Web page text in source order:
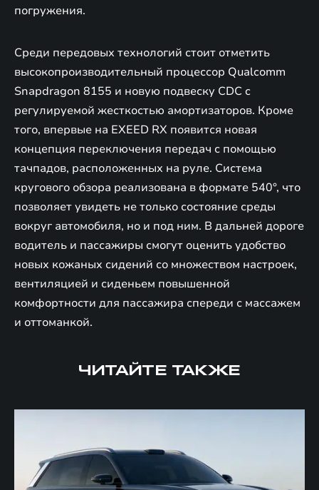
погружения.
Среди передовых технологий стоит отметить
высокопроизводительный процессор Qualcomm
Snapdragon 8155 и новую подвеску CDC c
регулируемой жесткостью амортизаторов. Кроме
того, впервые на EXEED RX появится новая
концепция переключения передач с помощью
тачпадов, расположенных на руле. Система
кругового обзора реализована в формате 540°, что
позволяет увидеть не только состояние среды
вокруг автомобиля, но и под ним. В дальней дороге
водитель и пассажиры смогут оценить удобство
новых кожаных сидений со множеством настроек,
вентиляцией и сиденьем повышенной
комфортности для пассажира спереди с массажем
и оттоманкой.
ЧИТАЙТЕ ТАКЖЕ